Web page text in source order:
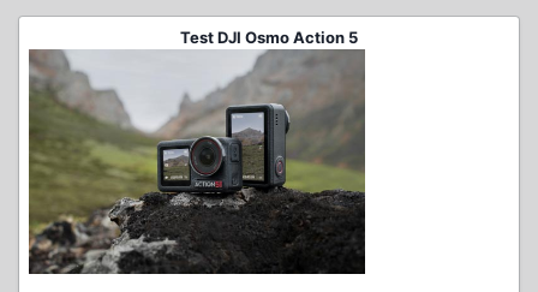
Test DJI Osmo Action 5